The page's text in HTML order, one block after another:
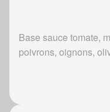
Base sauce tomate,
poivrons, oignons,